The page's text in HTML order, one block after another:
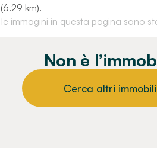
km).
immagini in questa pagina sono
Non è
Cerca altri